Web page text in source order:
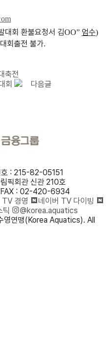
대회 환불요청서 김OO” 엄수)
회출전 불가.
축전
회
다음글
호 : 215-82-05151
픽회관 신관 210호
FAX : 02-420-6934
TV 경영
네이버 TV 다이빙
틱
@korea.aquatics
연맹(Korea Aquatics). All